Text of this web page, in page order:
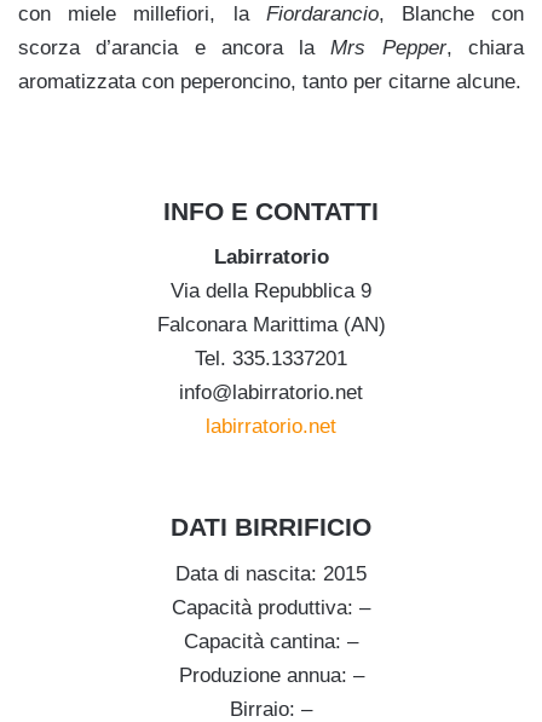
con miele millefiori, la Fiordarancio, Blanche con
scorza d’arancia e ancora laMrs Pepper, chiara
aromatizzata con peperoncino, tanto per citarne alcune.
INFO E CONTATTI
Labirratorio
Via della Repubblica 9
Falconara Marittima (AN)
Tel. 335.1337201
info@labirratorio.net
labirratorio.net
DATI BIRRIFICIO
Data di nascita: 2015
Capacità produttiva: –
Capacità cantina: –
Produzione annua: –
Birraio: –